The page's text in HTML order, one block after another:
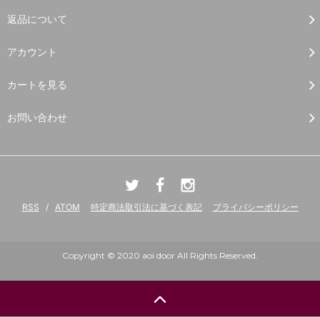
返品について
アカウント
カートを見る
お問い合わせ
RSS / ATOM 特定商法取引法に基づく表記 プライバシーポリシー
Copyright © 2020 aoi door All Rights Reserved.